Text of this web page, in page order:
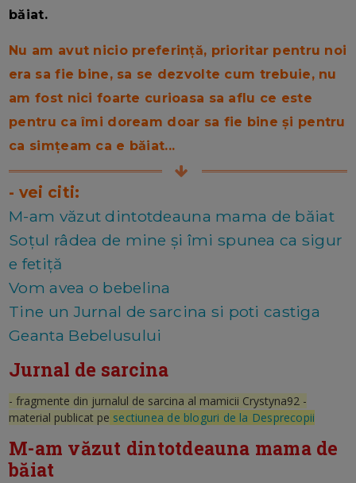
băiat.
Nu am avut nicio preferință, prioritar pentru noi
era sa fie bine, sa se dezvolte cum trebuie, nu
am fost nici foarte curioasa sa aflu ce este
pentru ca îmi doream doar sa fie bine și pentru
ca simțeam ca e băiat...
- vei citi:
M-am văzut dintotdeauna mama de băiat
Soțul râdea de mine și îmi spunea ca sigur
e fetiță
Vom avea o bebelina
Tine un Jurnal de sarcina si poti castiga
Geanta Bebelusului
Jurnal de sarcina
- fragmente din jurnalul de sarcina al mamicii Crystyna92 -
material publicat pe sectiunea de bloguri de la Desprecopii
M-am văzut dintotdeauna mama de
băiat